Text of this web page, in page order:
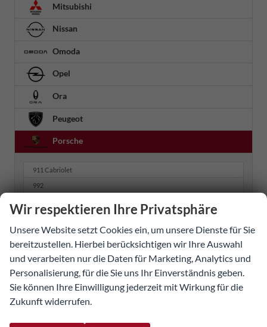
Mitsubishi
Nissan
Omoda
Opel
Ora
Peugeot
Porsche
911 Cabriolet
992
Macan
Renault
Seat
Skoda
Wir respektieren Ihre Privatsphäre
Unsere Website setzt Cookies ein, um unsere Dienste für Sie
bereitzustellen. Hierbei berücksichtigen wir Ihre Auswahl
und verarbeiten nur die Daten für Marketing, Analytics und
Personalisierung, für die Sie uns Ihr Einverständnis geben.
Sie können Ihre Einwilligung jederzeit mit Wirkung für die
Zukunft widerrufen.